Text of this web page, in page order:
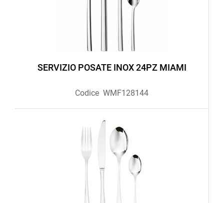
SERVIZIO POSATE INOX 24PZ MIAMI
Codice WMF128144